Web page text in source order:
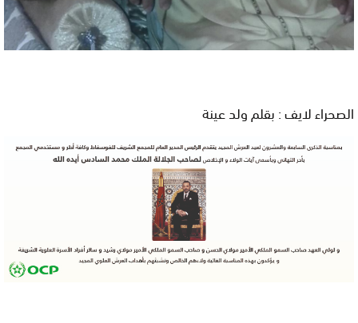
الصحراء لايف : بقلم ولد عينة